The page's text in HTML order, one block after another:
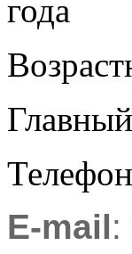
года
E-mail: